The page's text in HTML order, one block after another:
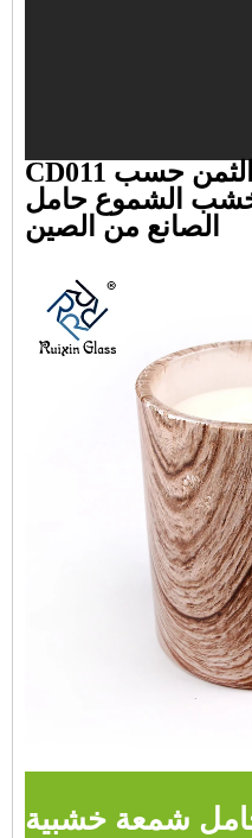
CD011 الساخنه بيع رخيصة الثمن حسب
الشموع حامل
الصانع من الصين
شمعة خشبية